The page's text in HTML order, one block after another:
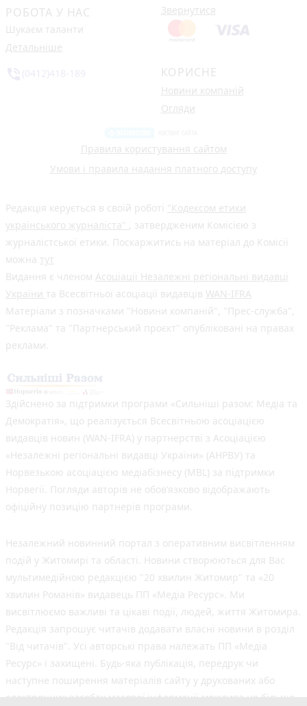
РОБОТА У НАС
Шукаєм таланти
Детальніше
Звернутися
КОРИСНЕ
Новини компаній
Огляди
Правила користування сайтом
Умови і правила надання платного доступу
Редакція керується в своїй роботі "Кодексом етики
українського журналіста"
, затвердженим Комісією з
журналістської етики. Поскаржитись на матеріал до Комісії
можна тут
Видання є членом Асоціації Незалежні регіональні видавці
України та Всесвітньої асоціації видавців WAN-IFRA
Матеріали з позначками "Новини компаній", "Прес-служба",
"Реклама" та "Партнерський проєкт" опубліковані на правах
реклами.
Здійснено за підтримки програми «Сильніші разом: Медіа та
Демократія», що реалізується Всесвітньою асоціацією
видавців новин (WAN-IFRA) у партнерстві з Асоціацією
«Незалежні регіональні видавці України» (АНРВУ) та
Норвезькою асоціацією медіабізнесу (MBL) за підтримки
Норвегії. Погляди авторів не обов’язково відображають
офіційну позицію партнерів програми.
Незалежний новинний портал з оперативним висвітленням
подій у Житомирі та області. Новини створюються для Вас
мультимедійною редакцією "20 хвилин Житомир" та «20
хвилин Романів» видавець ПП «Медіа Ресурс». Ми
висвітлюємо важливі та цікаві події, людей, життя Житомира.
Редакція запрошує читачів додавати власні новини в розділ
"Від читачів". Усі авторські права належать ПП «Медіа
Ресурс» і захищені. Будь-яка публiкацiя, передрук чи
наступне поширення матеріалів сайту у друкованих або
електронних засобах масової інформації можлива не більше